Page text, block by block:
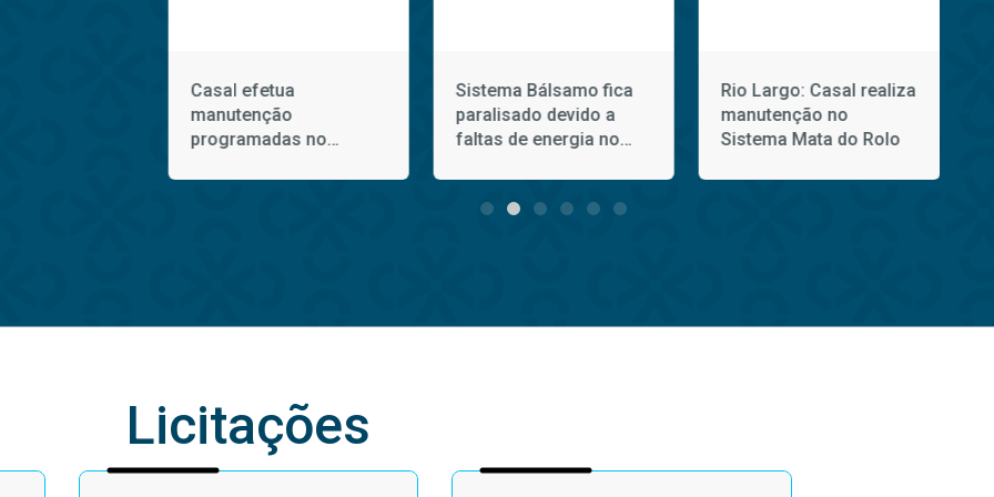
Casal efetua
manutenção
programadas no
Sistema Bálsamo fica
paralisado devido a
faltas de energia no
Rio Largo: Casal realiza
manutenção no
Sistema Mata do Rolo
Licitações